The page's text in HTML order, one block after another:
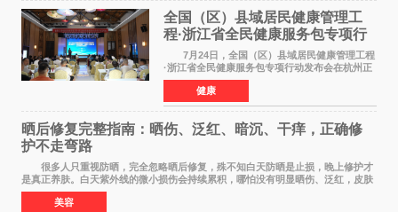
全国（区）县域居民健康管理工
程·浙江省全民健康服务包专项行
动发布会在杭启幕
7月24日，全国（区）县域居民健康管理工程
·浙江省全民健康服务包专项行动发布会在杭州正
式启幕。来自全国各地的医疗领域权威专家、知
名机构负责人及项目合作伙伴齐聚西子湖畔，共
同见证浙江全
健康
晒后修复完整指南：晒伤、泛红、暗沉、干痒，正确修
护不走弯路
很多人只重视防晒，完全忽略晒后修复，殊不知白天防晒是止损，晚上修护才
是真正养肤。白天紫外线的微小损伤会持续累积，哪怕没有明显晒伤、泛红，皮肤
也会处于轻微炎症、缺水、疲劳状态。如果
美容